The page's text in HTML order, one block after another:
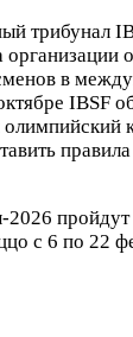
трибунал
в
IBSF
с 6 по 22